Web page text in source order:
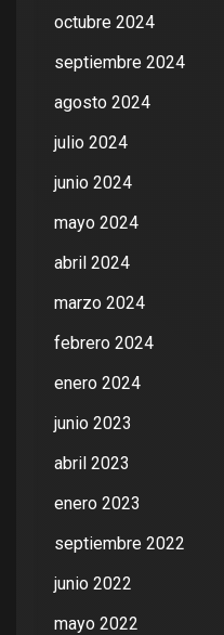
octubre 2024
septiembre 2024
agosto 2024
julio 2024
junio 2024
mayo 2024
abril 2024
marzo 2024
febrero 2024
enero 2024
junio 2023
abril 2023
enero 2023
septiembre 2022
junio 2022
mayo 2022